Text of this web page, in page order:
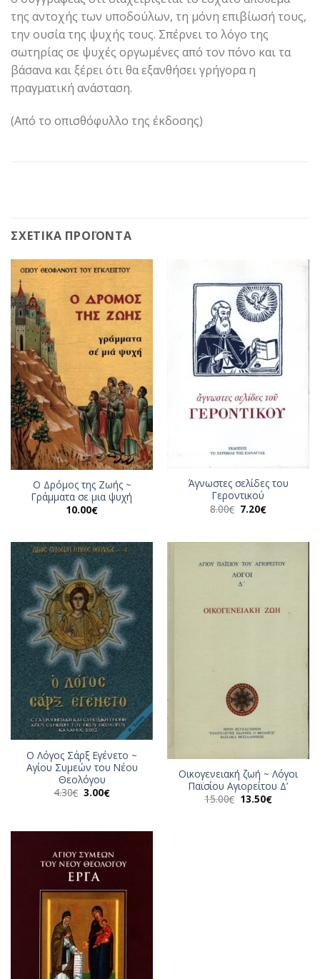
της αντοχής των υποδούλων, τη μόνη επιβίωσή τους,
την ουσία της ψυχής τους. Σπέρνει το λόγο της
σωτηρίας σε ψυχές οργωμένες από τον πόνο και τα
βάσανα και ξέρει ότι θα εξανθήσει γρήγορα η
πραγματική ανάσταση.
(Από το οπισθόφυλλο της έκδοσης)
ΣΧΕΤΙΚΆ ΠΡΟΪΌΝΤΑ
Ο Δρόμος της Ζωής ~
Γράμματα σε μια ψυχή
10.00€
Άγνωστες σελίδες του
Γεροντικού
8.00€ Original
price
7.20€Η
7.20€.
Ο Λόγος Σάρξ Εγένετο ~
Αγίου Συμεών του Νέου
Θεολόγου
4.30€ Original
price
3.00€Η
3.00€.
Οικογενειακή ζωή ~ Λόγοι
Παϊσίου Αγιορείτου Δ’
15.00€ Original
13.50€Η